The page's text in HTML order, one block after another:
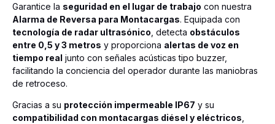
Garantice la seguridad en el lugar de trabajo con nuestra
Alarma de Reversa para Montacargas. Equipada con
tecnología de radar ultrasónico , detecta obstáculos
entre 0,5 y 3 metros y proporciona alertas de voz en
tiempo real junto con señales acústicas tipo buzzer,
facilitando la conciencia del operador durante las maniobras
de retroceso.
Gracias a su protección impermeable IP67 y su
compatibilidad con montacargas diésel y eléctricos